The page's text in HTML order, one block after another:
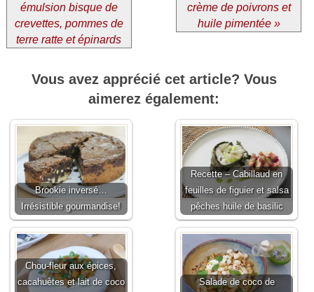
émulsion bisque de
crevettes, pommes de
terre ratte et épinards
crème de poivrons et
huile pimentée »
Vous avez apprécié cet article? Vous
aimerez également:
Brookie inversé…
Irrésistible gourmandise!
Recette – Cabillaud en
feuilles de figuier et salsa
pêches huile de basilic
Chou-fleur aux épices,
cacahuètes et lait de coco
Salade de coco de